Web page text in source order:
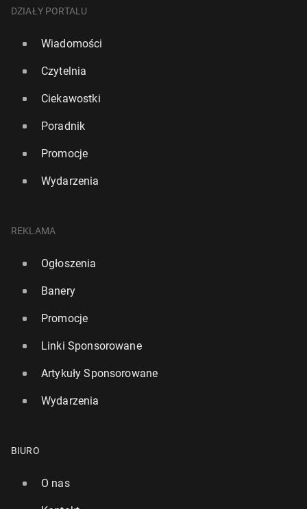
DZIAŁY PORTALU
Wiadomości
Czytelnia
Ciekawostki
Poradnik
Promocje
Wydarzenia
REKLAMA
Ogłoszenia
Banery
Promocje
Linki Sponsorowane
Artykuły Sponsorowane
Wydarzenia
BIURO
O nas